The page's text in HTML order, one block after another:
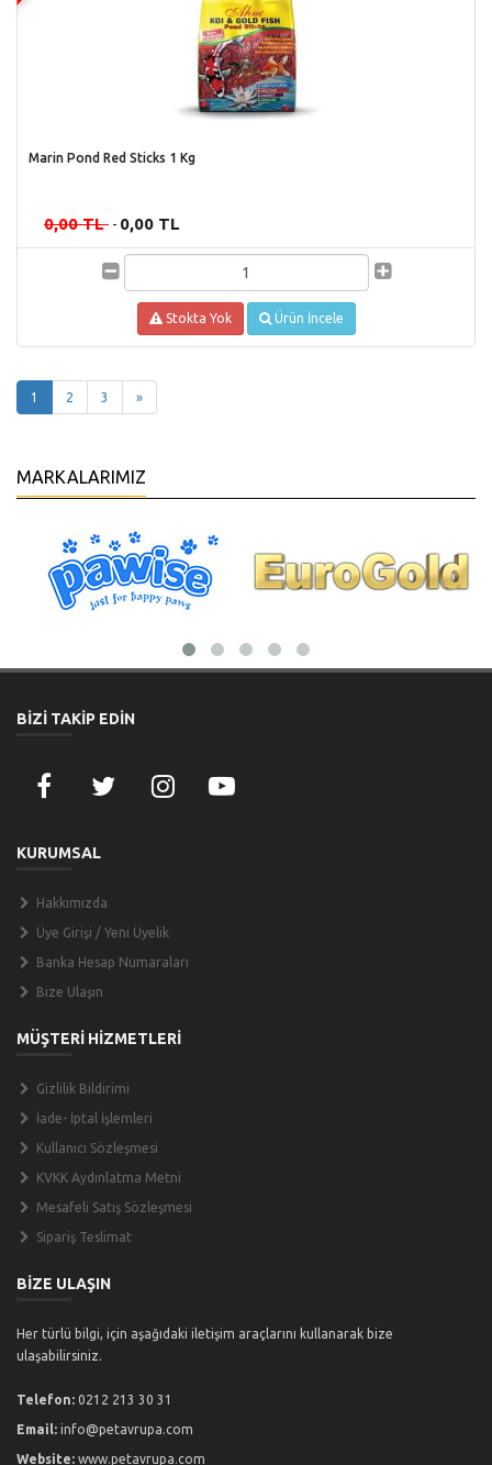
Marin Pond Red Sticks 1 Kg
0,00 TL - 0,00 TL
Stokta Yok Ürün İncele
1 (current)
2 3 »
MARKALARIMIZ
BİZİ TAKİP EDİN
KURUMSAL
Hakkımızda
Üye Girişi / Yeni Üyelik
Banka Hesap Numaraları
Bize Ulaşın
MÜŞTERİ HİZMETLERİ
Gizlilik Bildirimi
İade- İptal İşlemleri
Kullanıcı Sözleşmesi
KVKK Aydınlatma Metni
Mesafeli Satış Sözleşmesi
Sipariş Teslimat
BİZE ULAŞIN
Her türlü bilgi, için aşağıdaki iletişim araçlarını kullanarak bize
ulaşabilirsiniz.
Telefon: 0212 213 30 31
Email: info@petavrupa.com
Website: www.petavrupa.com